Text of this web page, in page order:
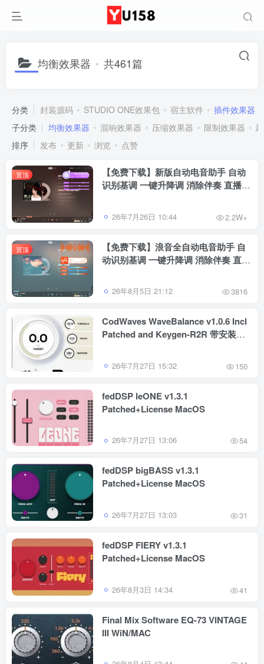
均衡效果器 共461篇
分类 封装源码 STUDIO ONE效果包 宿主软件
插件效果器
子分类
均衡效果器 混响效果器 压缩效果器 限制效果器
排序
发布 更新 浏览 点赞
置顶
【免费下载】新版自动电音助手 自动
识别基调 一键升降调 消除伴奏 直播唱
26年7月26日 10:44 2.2W+
置顶
【免费下载】浪音全自动电音助手 自
动识别基调 一键升降调 消除伴奏 直播
26年8月5日 21:12 3816
CodWaves WaveBalance v1.0.6 Incl
Patched and Keygen-R2R 带安装教
26年7月27日 15:32 150
fedDSP leONE v1.3.1
Patched+License MacOS
26年7月27日 13:06 54
fedDSP bigBASS v1.3.1
Patched+License MacOS
26年7月27日 13:03 31
fedDSP FIERY v1.3.1
Patched+License MacOS
26年8月3日 14:34 41
Final Mix Software EQ-73 VINTAGE
III WiN/MAC